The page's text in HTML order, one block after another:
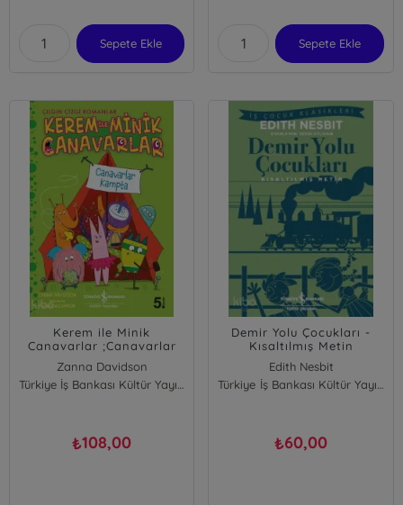
Sepete Ekle Sepete Ekle
Kerem ile Minik
Canavarlar ;Canavarlar
Kampta
Zanna Davidson
Türkiye İş Bankası Kültür Yayınları
₺108,00
Demir Yolu Çocukları -
Kısaltılmış Metin
Edith Nesbit
Türkiye İş Bankası Kültür Yayınları
₺60,00